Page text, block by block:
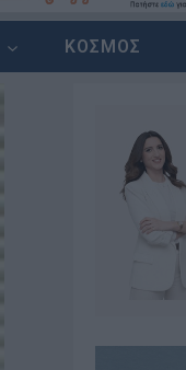
ΚΟΣΜΟΣ